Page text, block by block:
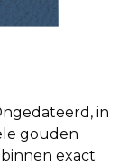
in
gouden
exact